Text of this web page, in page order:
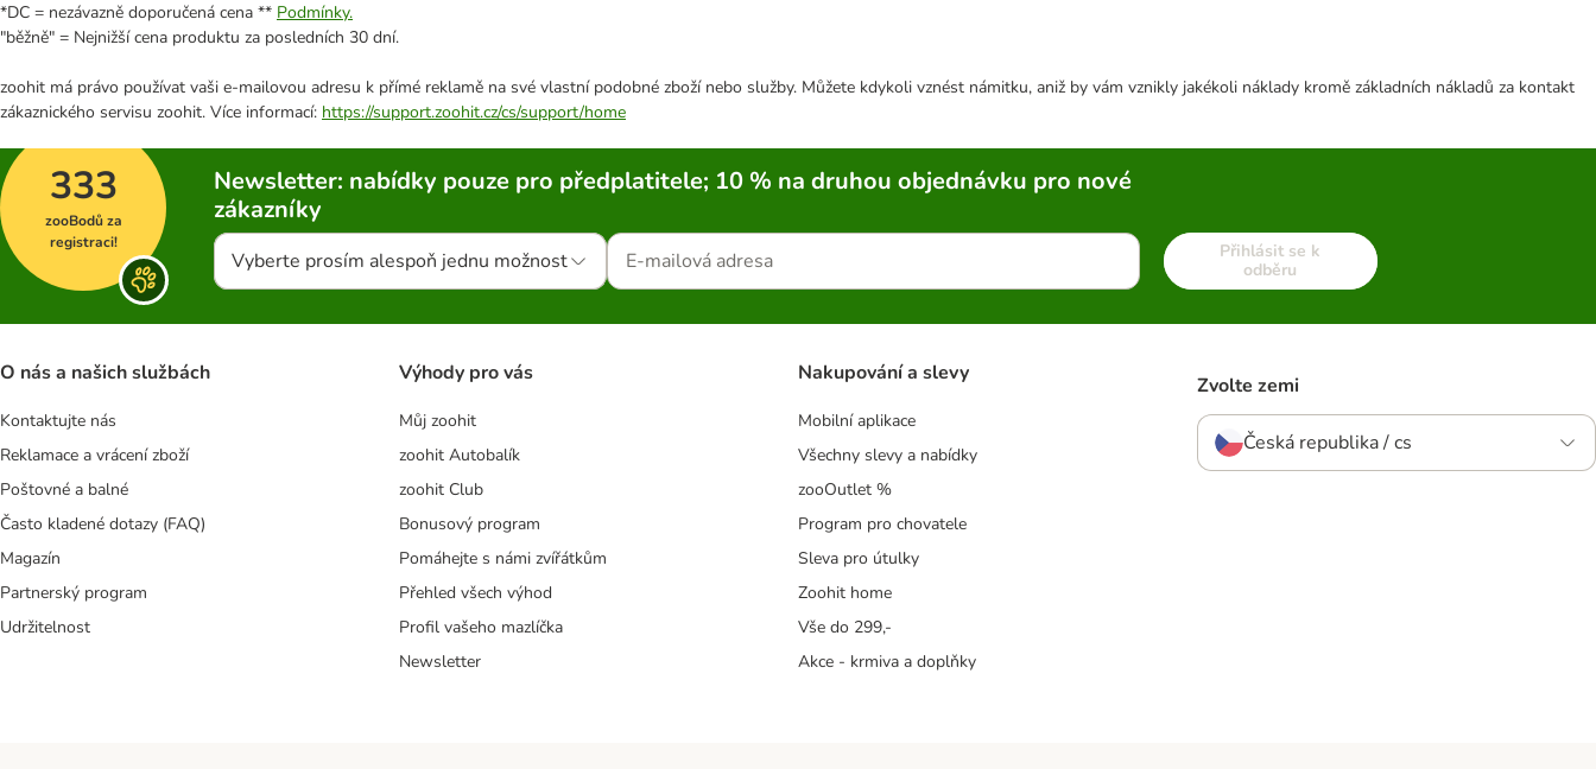
*DC = nezávazně doporučená cena ** Podmínky.
"běžně" = Nejnižší cena produktu za posledních 30 dní.
zoohit má právo používat vaši e-mailovou adresu k přímé reklamě na své vlastní podobné zboží nebo služby. Můžete kdykoli vznést námitku, aniž by vám vznikly jakékoli náklady kromě základních nákladů za kontakt
zákaznického servisu zoohit. Více informací: https://support.zoohit.cz/cs/support/home
333
zooBodů za
registraci!
Newsletter: nabídky pouze pro předplatitele; 10 % na druhou objednávku pro nové
zákazníky
Vyberte prosím alespoň jednu možnost
Přihlásit se k
odběru
O nás a našich službách
Kontaktujte nás
Reklamace a vrácení zboží
Poštovné a balné
Často kladené dotazy (FAQ)
Magazín
Partnerský program
Udržitelnost
Výhody pro vás
Můj zoohit
zoohit Autobalík
zoohit Club
Bonusový program
Pomáhejte s námi zvířátkům
Přehled všech výhod
Profil vašeho mazlíčka
Newsletter
Nakupování a slevy
Mobilní aplikace
Všechny slevy a nabídky
zooOutlet %
Program pro chovatele
Sleva pro útulky
Zoohit home
Vše do 299,-
Akce - krmiva a doplňky
Zvolte zemi
Česká republika / cs